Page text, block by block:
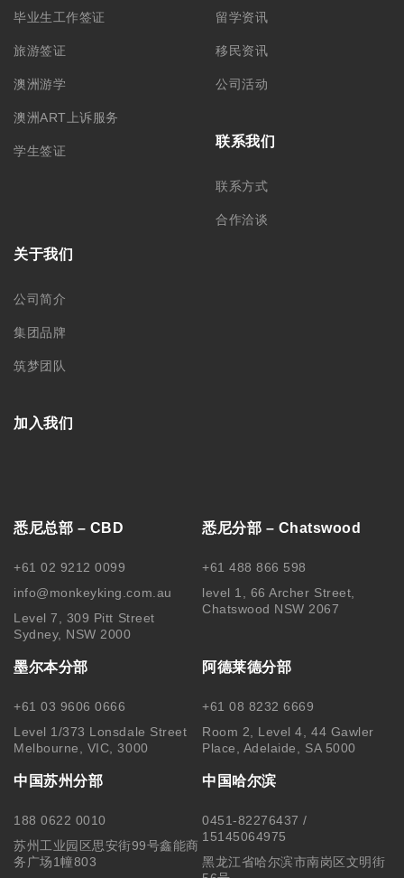
毕业生工作签证
旅游签证
澳洲游学
澳洲ART上诉服务
学生签证
留学资讯
移民资讯
公司活动
联系我们
联系方式
合作洽谈
关于我们
公司简介
集团品牌
筑梦团队
加入我们
悉尼总部 – CBD
+61 02 9212 0099
info@monkeyking.com.au
Level 7, 309 Pitt Street
Sydney, NSW 2000
悉尼分部 – Chatswood
+61 488 866 598
level 1, 66 Archer Street,
Chatswood NSW 2067
墨尔本分部
+61 03 9606 0666
Level 1/373 Lonsdale Street
Melbourne, VIC, 3000
阿德莱德分部
+61 08 8232 6669
Room 2, Level 4, 44 Gawler
Place, Adelaide, SA 5000
中国苏州分部
188 0622 0010
苏州工业园区思安街99号鑫能商
务广场1幢803
中国哈尔滨
0451-82276437 /
15145064975
黑龙江省哈尔滨市南岗区文明街